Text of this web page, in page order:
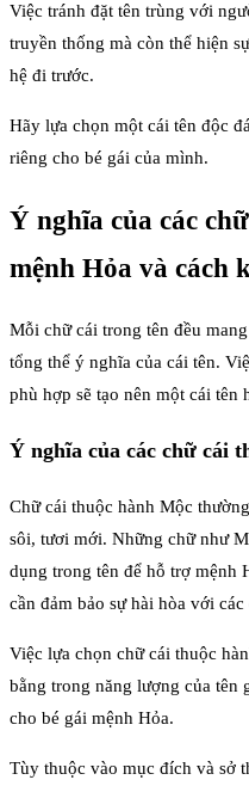
Việc tránh đặt tên trùng với
truyền thống mà còn thể hiện
hệ đi trước.
Hãy lựa chọn một cái tên độc
riêng cho bé gái của mình.
Ý nghĩa của các
mệnh Hỏa và cách
Mỗi chữ cái trong tên đều
tổng thể ý nghĩa của cái tên.
phù hợp sẽ tạo nên một cái tên
Ý nghĩa của các chữ cái
Chữ cái thuộc hành Mộc
sôi, tươi mới. Những chữ như
dụng trong tên để hỗ trợ mệnh
cần đảm bảo sự hài hòa với
Việc lựa chọn chữ cái thuộc
bằng trong năng lượng của tên
cho bé gái mệnh Hỏa.
Tùy thuộc vào mục đích và sở